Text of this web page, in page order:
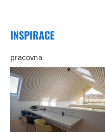
INSPIRACE
pracovna